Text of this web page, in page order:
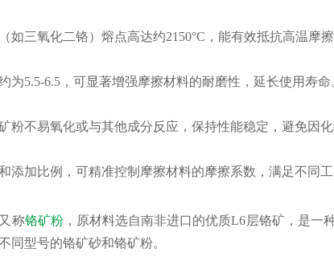
如三氧化二铬）熔点高达约2150°C，能有效抵抗高温摩
为5.5-6.5，可显著增强摩擦材料的耐磨性，延长使用寿命
粉不易氧化或与其他成分反应，保持性能稳定，避免因化
添加比例，可精准控制摩擦材料的摩擦系数，满足不同工
称铬矿粉，原材料选自南非进口的优质L6层铬矿，是一
同型号的铬矿砂和铬矿粉。